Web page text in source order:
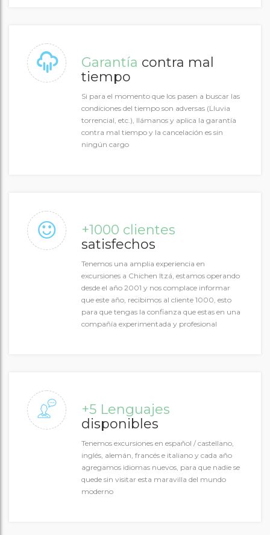
Garantía contra mal
tiempo
Si para el momento que los pasen a buscar las
condiciones del tiempo son adversas (Lluvia
torrencial, etc.), llámanos y aplica la garantía
contra mal tiempo y la cancelación es sin
ningún cargo
+1000 clientes
satisfechos
Tenemos una amplia experiencia en
excursiones a Chichen Itzá, estamos operando
desde el año 2001 y nos complace informar
que este año, recibimos al cliente 1000, esto
para que tengas la confianza que estas en una
compañía experimentada y profesional
+5 Lenguajes
disponibles
Tenemos excursiones en español / castellano,
inglés, alemán, francés e italiano y cada año
agregamos idiomas nuevos, para que nadie se
quede sin visitar esta maravilla del mundo
moderno